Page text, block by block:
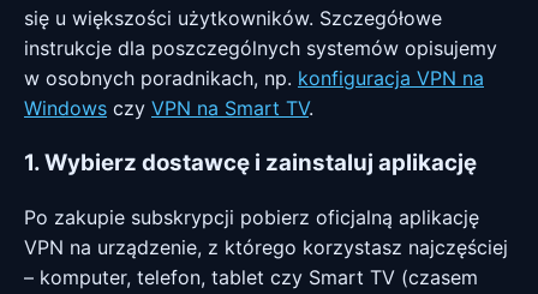
się u większości użytkowników. Szczegółowe
instrukcje dla poszczególnych systemów opisujemy
w osobnych poradnikach, np. konfiguracja VPN na
Windows czy VPN na Smart TV.
1. Wybierz dostawcę i zainstaluj aplikację
Po zakupie subskrypcji pobierz oficjalną aplikację
VPN na urządzenie, z którego korzystasz najczęściej
– komputer, telefon, tablet czy Smart TV (czasem